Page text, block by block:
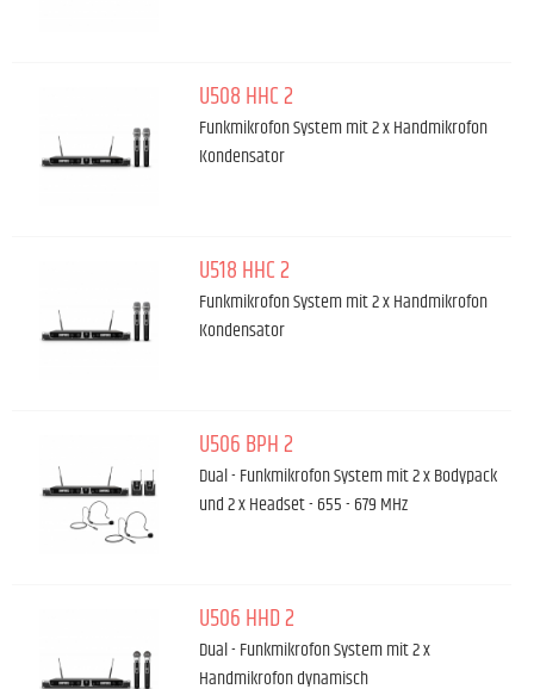
U508 HHC 2
Funkmikrofon System mit 2 x Handmikrofon
Kondensator
U518 HHC 2
Funkmikrofon System mit 2 x Handmikrofon
Kondensator
U506 BPH 2
Dual - Funkmikrofon System mit 2 x Bodypack
und 2 x Headset - 655 - 679 MHz
U506 HHD 2
Dual - Funkmikrofon System mit 2 x
Handmikrofon dynamisch